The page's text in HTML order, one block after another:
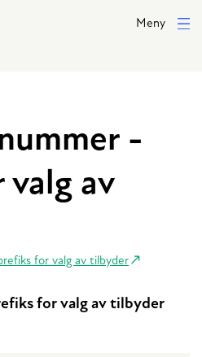
Meny
-
av
for valg av tilbyder
for valg av tilbyder